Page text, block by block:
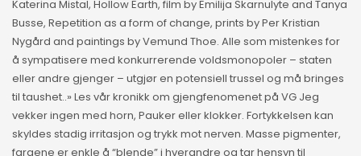
Katerina Mistal, Hollow Earth, film by Emilija Skarnulyte and Tanya
Busse, Repetition as a form of change, prints by Per Kristian
Nygård and paintings by Vemund Thoe. Alle som mistenkes for
å sympatisere med konkurrerende voldsmonopoler – staten
eller andre gjenger – utgjør en potensiell trussel og må bringes
til taushet..» Les vår kronikk om gjengfenomenet på VG Jeg
vekker ingen med horn, Pauker eller klokker. Fortykkelsen kan
skyldes stadig irritasjon og trykk mot nerven. Masse pigmenter,
fargene er enkle å “blende” i hverandre og tar hensyn til